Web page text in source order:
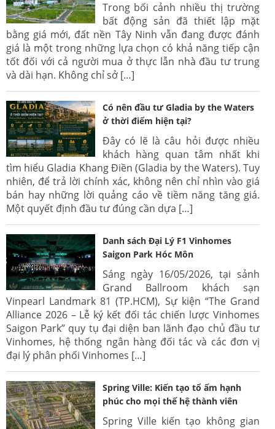
Trong bối cảnh nhiều thị trường
bất động sản đã thiết lập mặt
bằng giá mới, đất nền Tây Ninh vẫn đang được đánh
giá là một trong những lựa chọn có khả năng tiếp cận
tốt đối với cả người mua ở thực lẫn nhà đầu tư trung
và dài hạn. Không chỉ sở […]
Có nên đầu tư Gladia by the Waters
ở thời điểm hiện tại?
Đây có lẽ là câu hỏi được nhiều
khách hàng quan tâm nhất khi
tìm hiểu Gladia Khang Điền (Gladia by the Waters). Tuy
nhiên, để trả lời chính xác, không nên chỉ nhìn vào giá
bán hay những lời quảng cáo về tiềm năng tăng giá.
Một quyết định đầu tư đúng cần dựa […]
Danh sách Đại Lý F1 Vinhomes
Saigon Park Hóc Môn
Sáng ngày 16/05/2026, tại sảnh
Grand Ballroom khách sạn
Vinpearl Landmark 81 (TP.HCM), Sự kiện “The Grand
Alliance 2026 – Lễ ký kết đối tác chiến lược Vinhomes
Saigon Park” quy tụ đại diện ban lãnh đạo chủ đầu tư
Vinhomes, hệ thống ngân hàng đối tác và các đơn vị
đại lý phân phối Vinhomes […]
Spring Ville: Kiến tạo tổ ấm hạnh
phúc cho mọi thế hệ thành viên
Spring Ville kiến tạo không gian